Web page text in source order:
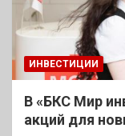
ИНВЕСТИЦИИ
В «БКС Мир
акций для